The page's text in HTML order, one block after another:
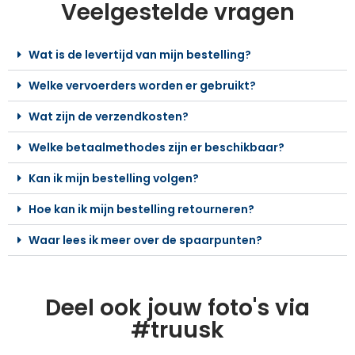
Veelgestelde vragen
Wat is de levertijd van mijn bestelling?
Welke vervoerders worden er gebruikt?
Wat zijn de verzendkosten?
Welke betaalmethodes zijn er beschikbaar?
Kan ik mijn bestelling volgen?
Hoe kan ik mijn bestelling retourneren?
Waar lees ik meer over de spaarpunten?
Deel ook jouw foto's via
#truusk